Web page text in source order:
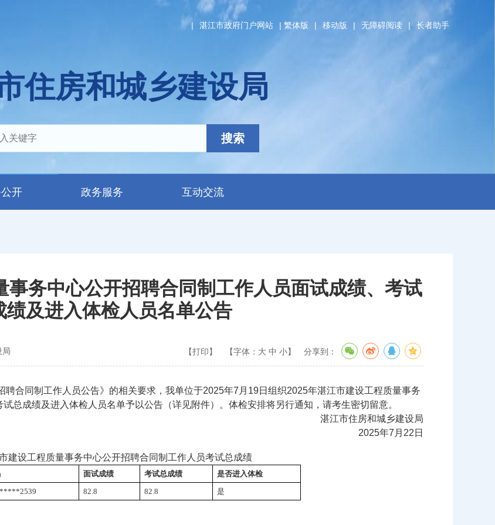
| 湛江市政府门户网站 | 繁体版 | 移动版 | 无障碍阅读 | 长者助手
住房和城乡建设局
搜索
开 政务服务 互动交流
事务中心公开招聘合同制工作人员面试成绩、考试
绩及进入体检人员名单公告
局 【打印】 【字体： 大 中 小】 分享到：
同制工作人员公告》的相关要求，我单位于2025年7月19日组织2025年湛江市建设工程质量事务
总成绩及进入体检人员名单予以公告（详见附件）。体检安排将另行通知，请考生密切留意。
湛江市住房和城乡建设局
2025年7月22日
建设工程质量事务中心公开招聘合同制工作人员考试总成绩
面试成绩 考试总成绩
是否进入体检
82.8 82.8 是